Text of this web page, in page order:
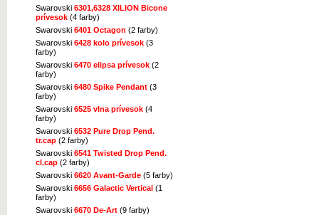
Swarovski 6301,6328 XILION Bicone
prívesok (4 farby)
Swarovski 6401 Octagon (2 farby)
Swarovski 6428 kolo prívesok (3
farby)
Swarovski 6470 elipsa prívesok (2
farby)
Swarovski 6480 Spike Pendant (3
farby)
Swarovski 6525 vlna prívesok (4
farby)
Swarovski 6532 Pure Drop Pend.
tr.cap (2 farby)
Swarovski 6541 Twisted Drop Pend.
cl.cap (2 farby)
Swarovski 6620 Avant-Garde (5 farby)
Swarovski 6656 Galactic Vertical (1
farby)
Swarovski 6670 De-Art (9 farby)